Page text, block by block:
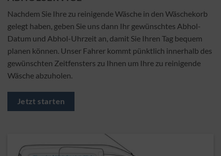
Nachdem Sie Ihre zu reinigende Wäsche in den Wäschekorb
gelegt haben, geben Sie uns dann Ihr gewünschtes Abhol-
Datum und Abhol-Uhrzeit an, damit Sie Ihren Tag bequem
planen können. Unser Fahrer kommt pünktlich innerhalb des
gewünschten Zeitfensters zu Ihnen um Ihre zu reinigende
Wäsche abzuholen.
Jetzt starten